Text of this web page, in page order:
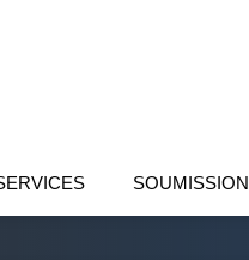
SOUMISSION